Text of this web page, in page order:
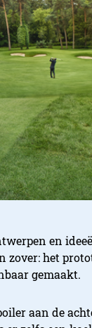
en
zover: het
gemaakt.
aan de